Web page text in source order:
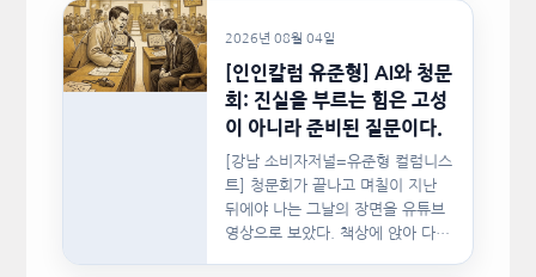
2026년 08월 04일
[인인칼럼 유준형] AI와 청문
회: 진실을 부르는 힘은 고성
이 아니라 준비된 질문이다.
[강남 소비자저널=유준형 컬럼니스
트] 청문회가 끝나고 며칠이 지난
뒤에야 나는 그날의 장면을 유튜브
영상으로 보았다. 책상에 앉아 다른